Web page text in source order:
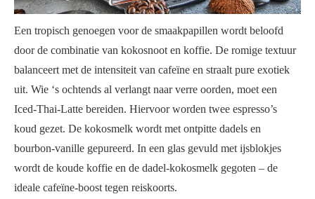
Een tropisch genoegen voor de smaakpapillen wordt beloofd
door de combinatie van kokosnoot en koffie. De romige textuur
balanceert met de intensiteit van cafeïne en straalt pure exotiek
uit. Wie ‘s ochtends al verlangt naar verre oorden, moet een
Iced-Thai-Latte bereiden. Hiervoor worden twee espresso’s
koud gezet. De kokosmelk wordt met ontpitte dadels en
bourbon-vanille gepureerd. In een glas gevuld met ijsblokjes
wordt de koude koffie en de dadel-kokosmelk gegoten – de
ideale cafeïne-boost tegen reiskoorts.